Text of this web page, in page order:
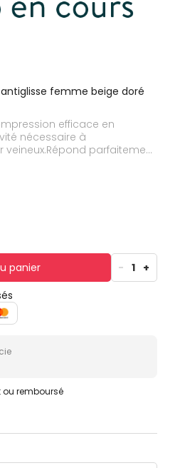
antiglisse femme beige doré
efficace en
nécessaire à
parfaitement
finesse de la maille et
élastiques de Venoflex
du produit et le
et souplesse,finesse,
d'enfilage.Venoflex,
l'observance
beige doré.
panier - 1 +
remboursé